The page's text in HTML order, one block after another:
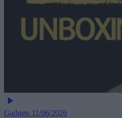
Gadgets 11/06/2026